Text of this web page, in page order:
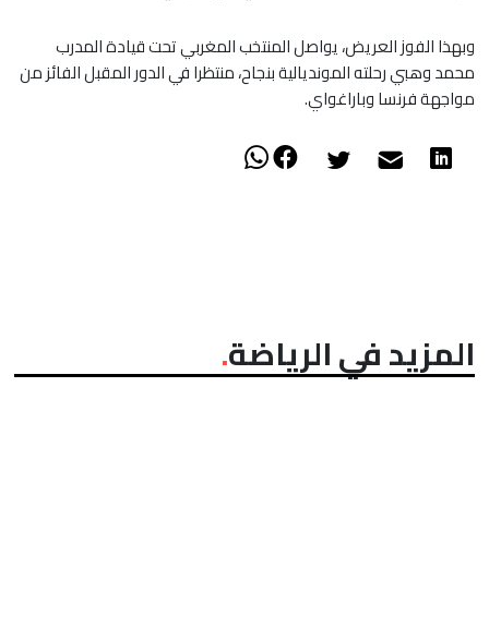
​​وبهذا الفوز العريض، يواصل المنتخب المغربي تحت قيادة المدرب
محمد وهبي رحلته المونديالية بنجاح، منتظرا في الدور المقبل الفائز من
مواجهة فرنسا وباراغواي.
المزيد في الرياضة